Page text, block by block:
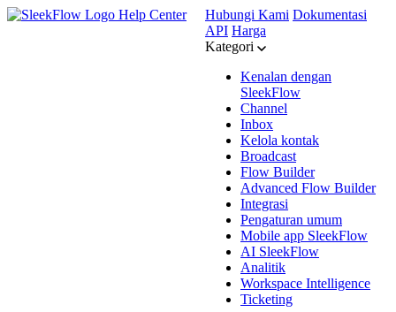
Help Center Hubungi Kami Dokumentasi
API Harga
Kategori
Kenalan dengan
SleekFlow
Channel
Inbox
Kelola kontak
Broadcast
Flow Builder
Advanced Flow Builder
Integrasi
Pengaturan umum
Mobile app SleekFlow
AI SleekFlow
Analitik
Workspace Intelligence
Ticketing